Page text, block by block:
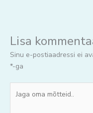
Lisa
Sinu e-postiaadressi ei
*-ga
oma